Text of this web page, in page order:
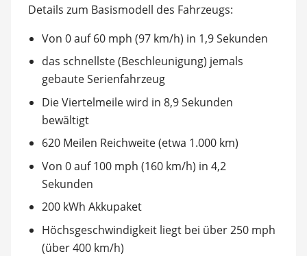
Details zum Basismodell des Fahrzeugs:
Von 0 auf 60 mph (97 km/h) in 1,9 Sekunden
das schnellste (Beschleunigung) jemals
gebaute Serienfahrzeug
Die Viertelmeile wird in 8,9 Sekunden
bewältigt
620 Meilen Reichweite (etwa 1.000 km)
Von 0 auf 100 mph (160 km/h) in 4,2
Sekunden
200 kWh Akkupaket
Höchsgeschwindigkeit liegt bei über 250 mph
(über 400 km/h)